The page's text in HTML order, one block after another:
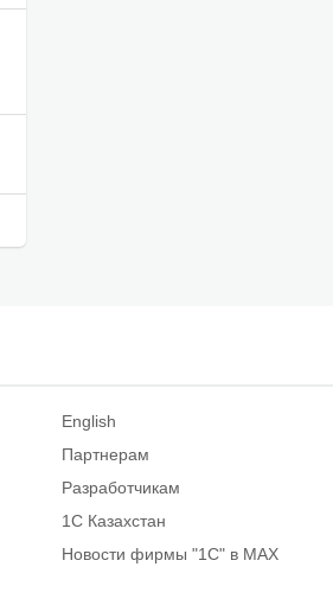
English
Партнерам
Разработчикам
1С Казахстан
Новости фирмы "1С" в MAX